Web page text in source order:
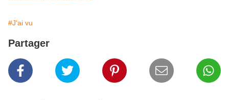
#J'ai vu
Partager